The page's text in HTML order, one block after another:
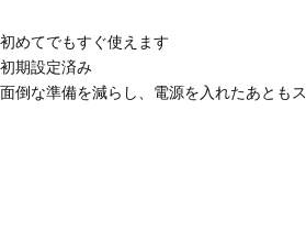
初めてでもすぐ使えます
初期設定済み
面倒な準備を減らし、電源を入れたあとも